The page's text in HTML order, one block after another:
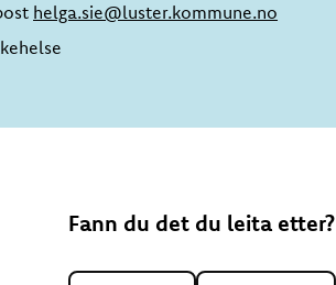
helga.sie@luster.kommune.no
Fann du det du leita etter?